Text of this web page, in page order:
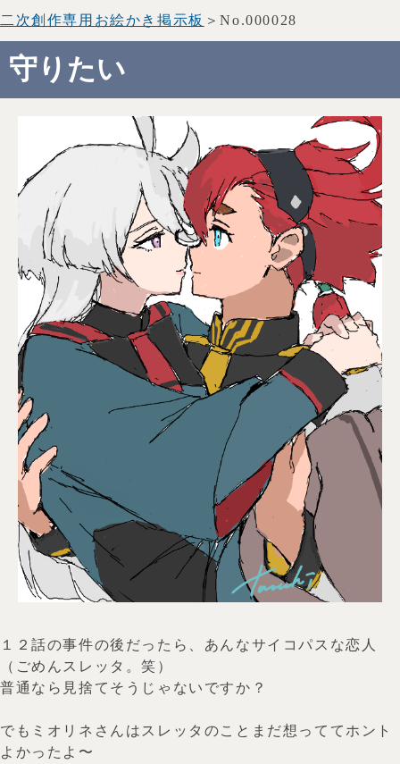
二次創作専用お絵かき掲示板 ＞No.000028
守りたい
１２話の事件の後だったら、あんなサイコパスな恋人
（ごめんスレッタ。笑）
普通なら見捨てそうじゃないですか？
でもミオリネさんはスレッタのことまだ想っててホント
よかったよ〜